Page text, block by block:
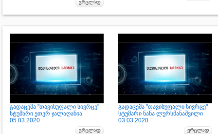
გადაცემა "თავისუფალი სივრცე"
სტუმარი ეთერ ჯალაღანია
05.03.2020
გადაცემა "თავისუფალი სივრცე"
სტუმარი ნანა ლურსმანაშვილი
03.03.2020